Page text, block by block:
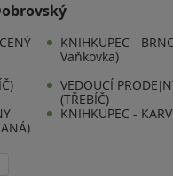
KNIHKUPEC -
Vaňkovka)
VEDOUCÍ
(TŘEBÍČ)
KNIHKUPEC -